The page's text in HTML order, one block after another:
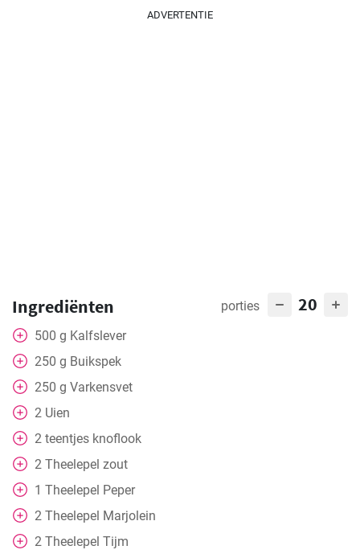
ADVERTENTIE
Ingrediënten porties 20
500 g Kalfslever
250 g Buikspek
250 g Varkensvet
2 Uien
2 teentjes knoflook
2 Theelepel zout
1 Theelepel Peper
2 Theelepel Marjolein
2 Theelepel Tijm